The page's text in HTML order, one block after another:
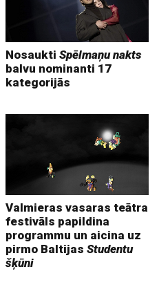
NosauktiSpēlmaņu nakts
balvu nominanti 17
kategorijās
Valmieras vasaras teātra
festivāls papildina
programmu un aicina uz
pirmo BaltijasStudentu
šķūni